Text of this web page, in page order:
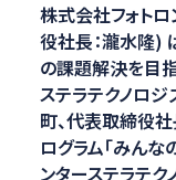
株式会社フォト
役社長：瀧水隆)
の課題解決を目
ステラテクノロ
町、代表取締役
ログラム「みんな
ンターステラテ